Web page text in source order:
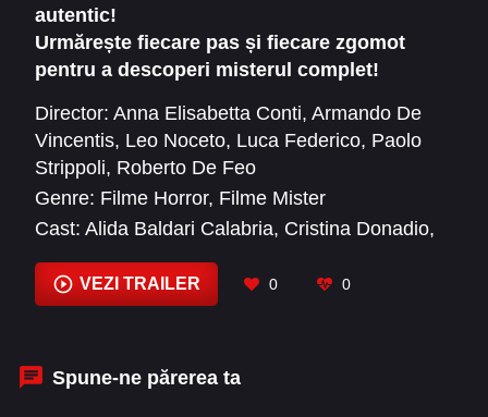
fiecare scenă.
autentic!
Urmărește fiecare pas și fiecare zgomot
pentru a descoperi misterul complet!
Director: Anna Elisabetta Conti, Armando De
Vincentis, Leo Noceto, Luca Federico, Paolo
Strippoli, Roberto De Feo
Genre: Filme Horror, Filme Mister
Cast: Alida Baldari Calabria, Cristina Donadio,
Giuseppe Russo, Justin Alexander Korovkin
Matilda Lutz, Mellanie Hubert
VEZI TRAILER 0 0
Spune-ne părerea ta